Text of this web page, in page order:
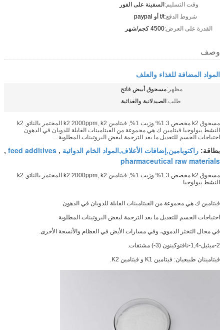
وقت التسليم:السفينة على الفور
شروط الدفع:t/t أو paypal
القدرة على العرض:4500 كجم/شهر
وصف
المواد المضافة للغذاء والعلف
مظهر:مسحوق أبيض فاتح
طلب:الصيدلانية والغذائية
مسحوق k2 مخصص 1.3% وزيت 1%, فيتامين k2 2000ppm, k2 المختمر بالناتو, k2
النشط بيولوجيا فيتامين ك هي مجموعة من الفيتامينات القابلة للذوبان في الدهون
احتياجات الجسم للتعديل ما بعد الترجمة لبعض البروتينات المطلوبة ...
بطاقة: راكتوبامين,إضافات الأعلاف,المواد الخام الدوائية ,
feed additives
,
pharmaceutical raw materials
مسحوق k2 مخصص 1.3% وزيت 1%, فيتامين k2 2000ppm, k2 المختمر بالناتو, k2
النشط بيولوجيا
فيتامين ك هي مجموعة من الفيتامينات القابلة للذوبان في الدهون
احتياجات الجسم للتعديل ما بعد الترجمة لبعض البروتينات المطلوبة
في مجال التخثر الدموي، وفي مسارات الأيض في العظام والأنسجة الأخرى.
2-ميثيل-1,4-نافتوكينون (3-) مشتقات.
فيتامينان طبيعيان: فيتامين K1 و فيتامين K2.